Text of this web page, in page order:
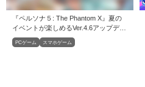
PCゲーム スマホゲーム
『ペルソナ５: The Phantom X』夏の
イベントが楽しめるVer.4.6アップデー
トを実施